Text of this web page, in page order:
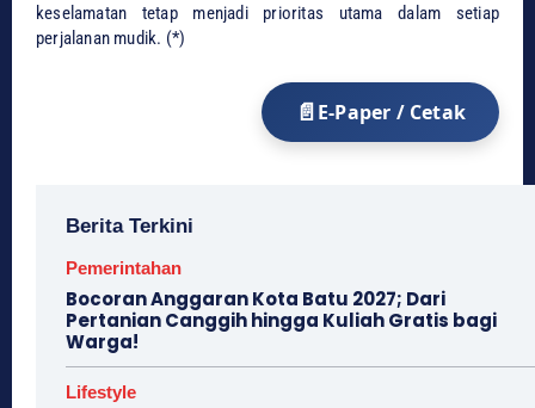
keselamatan tetap menjadi prioritas utama dalam setiap
perjalanan mudik. (*)
E-Paper / Cetak
Berita Terkini
Pemerintahan
Bocoran Anggaran Kota Batu 2027; Dari
Pertanian Canggih hingga Kuliah Gratis bagi
Warga!
Lifestyle